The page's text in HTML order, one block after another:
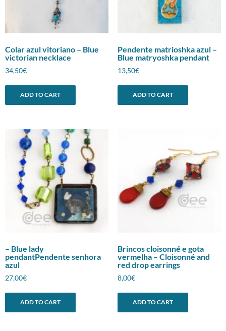
Colar azul vitoriano – Blue
victorian necklace
34,50€
ADD TO CART
Pendente matrioshka azul –
Blue matryoshka pendant
13,50€
ADD TO CART
– Blue lady
pendantPendente senhora
azul
27,00€
ADD TO CART
Brincos cloisonné e gota
vermelha – Cloisonné and
red drop earrings
8,00€
ADD TO CART